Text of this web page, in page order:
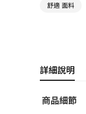
舒適 面料
詳細說明
商品細節